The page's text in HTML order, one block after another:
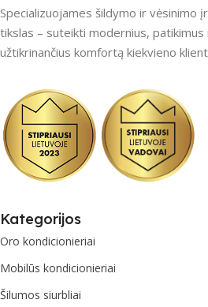
Specializuojames šildymo ir vėsinimo
tikslas – suteikti modernius,
užtikrinančius komfortą kiekvieno
Kategorijos
Oro kondicionieriai
Mobilūs kondicionieriai
Šilumos siurbliai